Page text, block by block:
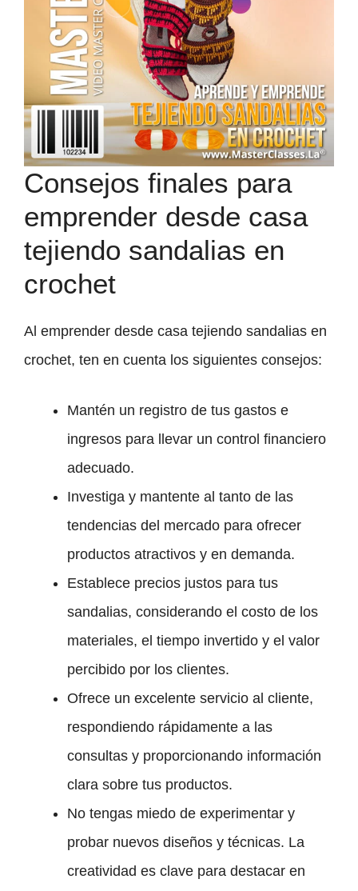
Consejos finales para
emprender desde casa
tejiendo sandalias en
crochet
Al emprender desde casa tejiendo sandalias en
crochet, ten en cuenta los siguientes consejos:
Mantén un registro de tus gastos e
ingresos para llevar un control financiero
adecuado.
Investiga y mantente al tanto de las
tendencias del mercado para ofrecer
productos atractivos y en demanda.
Establece precios justos para tus
sandalias, considerando el costo de los
materiales, el tiempo invertido y el valor
percibido por los clientes.
Ofrece un excelente servicio al cliente,
respondiendo rápidamente a las
consultas y proporcionando información
clara sobre tus productos.
No tengas miedo de experimentar y
probar nuevos diseños y técnicas. La
creatividad es clave para destacar en